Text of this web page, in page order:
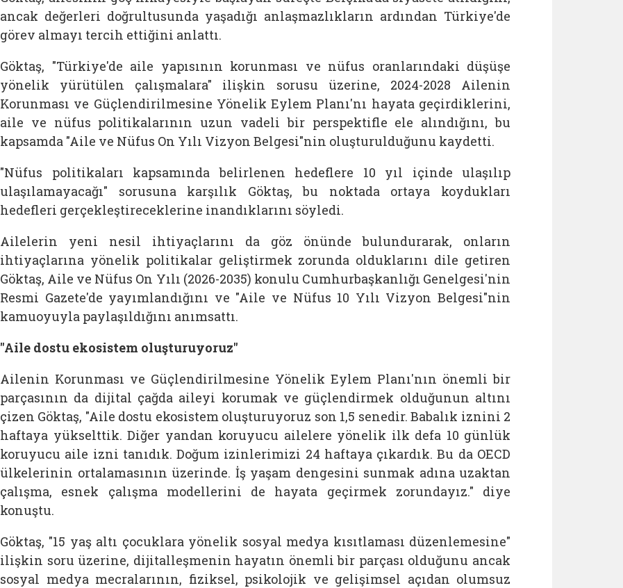
ancak değerleri doğrultusunda yaşadığı anlaşmazlıkların ardından Türkiye'de
görev almayı tercih ettiğini anlattı.
Göktaş, "Türkiye'de aile yapısının korunması ve nüfus oranlarındaki düşüşe
yönelik yürütülen çalışmalara" ilişkin sorusu üzerine, 2024-2028 Ailenin
Korunması ve Güçlendirilmesine Yönelik Eylem Planı'nı hayata geçirdiklerini,
aile ve nüfus politikalarının uzun vadeli bir perspektifle ele alındığını, bu
kapsamda "Aile ve Nüfus On Yılı Vizyon Belgesi"nin oluşturulduğunu kaydetti.
"Nüfus politikaları kapsamında belirlenen hedeflere 10 yıl içinde ulaşılıp
ulaşılamayacağı" sorusuna karşılık Göktaş, bu noktada ortaya koydukları
hedefleri gerçekleştireceklerine inandıklarını söyledi.
Ailelerin yeni nesil ihtiyaçlarını da göz önünde bulundurarak, onların
ihtiyaçlarına yönelik politikalar geliştirmek zorunda olduklarını dile getiren
Göktaş, Aile ve Nüfus On Yılı (2026-2035) konulu Cumhurbaşkanlığı Genelgesi'nin
Resmi Gazete'de yayımlandığını ve "Aile ve Nüfus 10 Yılı Vizyon Belgesi"nin
kamuoyuyla paylaşıldığını anımsattı.
"Aile dostu ekosistem oluşturuyoruz"
Ailenin Korunması ve Güçlendirilmesine Yönelik Eylem Planı'nın önemli bir
parçasının da dijital çağda aileyi korumak ve güçlendirmek olduğunun altını
çizen Göktaş, "Aile dostu ekosistem oluşturuyoruz son 1,5 senedir. Babalık iznini 2
haftaya yükselttik. Diğer yandan koruyucu ailelere yönelik ilk defa 10 günlük
koruyucu aile izni tanıdık. Doğum izinlerimizi 24 haftaya çıkardık. Bu da OECD
ülkelerinin ortalamasının üzerinde. İş yaşam dengesini sunmak adına uzaktan
çalışma, esnek çalışma modellerini de hayata geçirmek zorundayız." diye
konuştu.
Göktaş, "15 yaş altı çocuklara yönelik sosyal medya kısıtlaması düzenlemesine"
ilişkin soru üzerine, dijitalleşmenin hayatın önemli bir parçası olduğunu ancak
sosyal medya mecralarının, fiziksel, psikolojik ve gelişimsel açıdan olumsuz